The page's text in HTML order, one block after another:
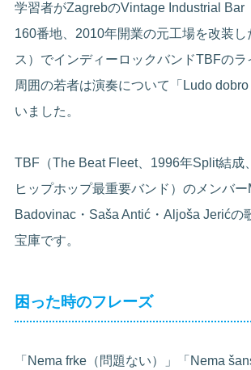
学習者がZagrebのVintage Industrial Bar
160番地、2010年開業の元工場を改装し
ス）でインディーロックバンドTBFのラ
周囲の若者は演奏について「Ludo
いました。
TBF（The Beat Fleet、1996年Split結成
ヒップホップ最重要バンド）のメンバー
Badovinac・Saša Antić・Aljoša Jerićの
宝庫です。
困った時のフレーズ
「Nema frke（問題ない）」「Nema